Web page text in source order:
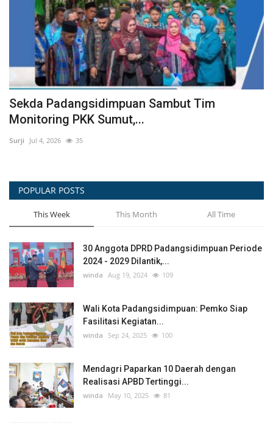
Terapkan SAMAN pada Februari 2025,
Menkomdigi Perkuat Perlindungan...
winda Jan 30, 2025
POPULAR POSTS
This Week This Month All Time
30 Anggota DPRD Padangsidimpuan Periode
2024 - 2029 Dilantik,...
winda Aug 19, 2024 109
Wali Kota Padangsidimpuan: Pemko Siap
Fasilitasi Kegiatan...
winda Sep 24, 2025 100
Mendagri Paparkan 10 Daerah dengan
Realisasi APBD Tertinggi...
winda May 10, 2025 81